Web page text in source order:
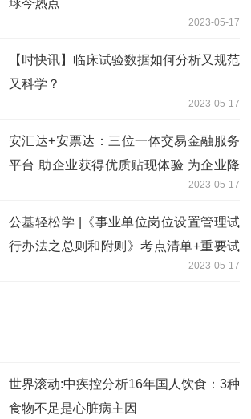
球今热点
2023-05-17
【时快讯】临床试验数据如何分析又规范
又科学？
2023-05-17
安汇达+安票达：三位一体交易金融服务
平台 助企业获得优质贴现体验 为企业降
2023-05-17
公基轻松学 |《事业单位岗位设置管理试
行办法之总则和附则》考点清单+重要试
2023-05-17
世界滚动:中疾控分析16年国人饮食：3种
食物不足是心脏病主因